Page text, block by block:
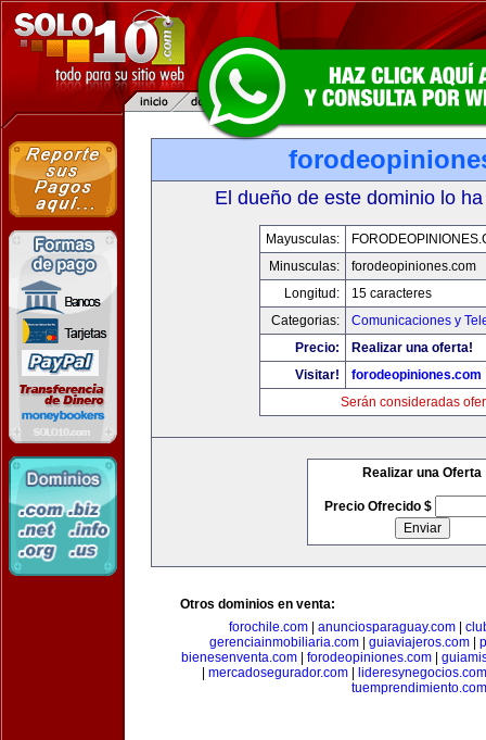
El dueño de este dominio lo
Mayusculas:
Minusculas:
forodeopiniones.com
Longitud:
15 caracteres
Categorias:
Comunicaciones y
Precio:
Realizar una oferta!
Visitar!
forodeopiniones.com
Serán consideradas
Realizar una Oferta
Precio Ofrecido $
Otros dominios en venta:
forochile.com| anunciosparaguay.com|
gerenciainmobiliaria.com
guiaviajeros.com
bienesenventa.com
forodeopiniones.com
mercadosegurador.com
lideresynegocios.com
tuemprendimiento.com